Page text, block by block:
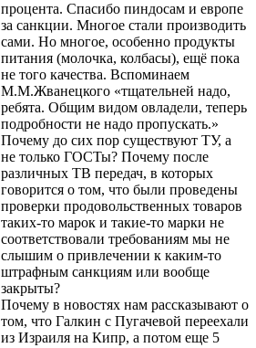
процента. Спасибо пиндосам и европе
за санкции. Многое стали производить
сами. Но многое, особенно продукты
питания (молочка, колбасы), ещё пока
не того качества. Вспоминаем
М.М.Жванецкого «тщательней надо,
ребята. Общим видом овладели, теперь
подробности не надо пропускать.»
Почему до сих пор существуют ТУ, а
не только ГОСТы? Почему после
различных ТВ передач, в которых
говорится о том, что были проведены
проверки продовольственных товаров
таких-то марок и такие-то марки не
соответствовали требованиям мы не
слышим о привлечении к каким-то
штрафным санкциям или вообще
закрыты?
Почему в новостях нам рассказывают о
том, что Галкин с Пугачевой переехали
из Израиля на Кипр, а потом еще 5